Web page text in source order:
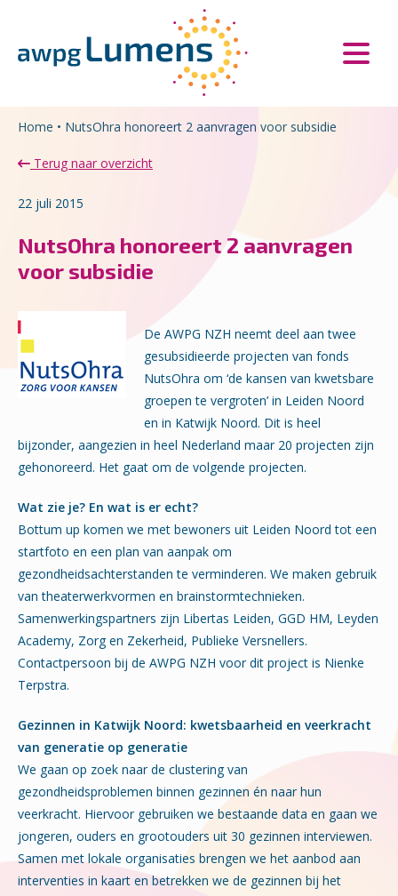
Home • NutsOhra honoreert 2 aanvragen voor subsidie
Terug naar overzicht
22 juli 2015
NutsOhra honoreert 2 aanvragen
voor subsidie
De AWPG NZH neemt deel aan twee
gesubsidieerde projecten van fonds
NutsOhra om ‘de kansen van kwetsbare
groepen te vergroten’ in Leiden Noord
en in Katwijk Noord. Dit is heel
bijzonder, aangezien in heel Nederland maar 20 projecten zijn
gehonoreerd. Het gaat om de volgende projecten.
Wat zie je? En wat is er echt?
Bottum up komen we met bewoners uit Leiden Noord tot een
startfoto en een plan van aanpak om
gezondheidsachterstanden te verminderen. We maken gebruik
van theaterwerkvormen en brainstormtechnieken.
Samenwerkingspartners zijn Libertas Leiden, GGD HM, Leyden
Academy, Zorg en Zekerheid, Publieke Versnellers.
Contactpersoon bij de AWPG NZH voor dit project is Nienke
Terpstra.
Gezinnen in Katwijk Noord: kwetsbaarheid en veerkracht
van generatie op generatie
We gaan op zoek naar de clustering van
gezondheidsproblemen binnen gezinnen én naar hun
veerkracht. Hiervoor gebruiken we bestaande data en gaan we
jongeren, ouders en grootouders uit 30 gezinnen interviewen.
Samen met lokale organisaties brengen we het aanbod aan
interventies in kaart en betrekken we de gezinnen bij het